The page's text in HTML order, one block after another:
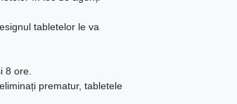
tabletelor le va
8 ore.
prematur, tabletele